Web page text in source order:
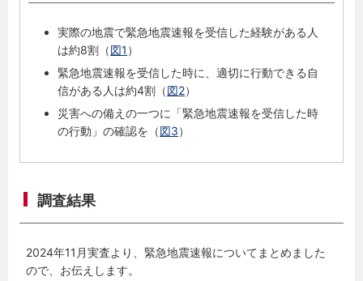
実際の地震で緊急地震速報を受信した経験がある人
は約8割（図1 ）
緊急地震速報を受信した時に、適切に行動できる自
信がある人は約4割（図2）
災害への備えの一つに「緊急地震速報を受信した時
の行動」の確認を（図3）
調査結果
2024年11月実査より、緊急地震速報についてまとめました
ので、お伝えします。